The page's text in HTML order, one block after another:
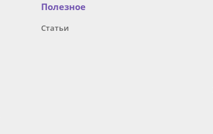
Полезное
Статьи